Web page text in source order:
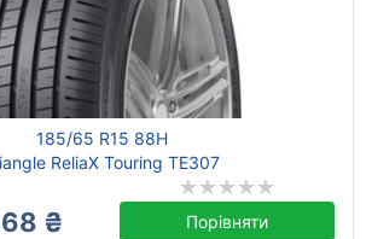
185/65 R15 88H
ReliaX Touring TE307
₴ Порівняти